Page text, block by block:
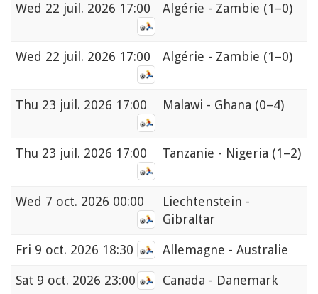
Wed 22 juil. 2026 17:00 Algérie - Zambie (1–0)
Wed 22 juil. 2026 17:00 Algérie - Zambie (1–0)
Thu 23 juil. 2026 17:00 Malawi - Ghana (0–4)
Thu 23 juil. 2026 17:00 Tanzanie - Nigeria (1–2)
Wed 7 oct. 2026 00:00
Liechtenstein -
Gibraltar
Fri 9 oct. 2026 18:30 Allemagne - Australie
Sat 9 oct. 2026 23:00 Canada - Danemark